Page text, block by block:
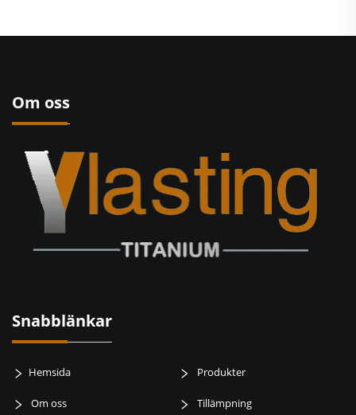
Om oss
Snabblänkar
Hemsida Produkter
Om oss Tillämpning